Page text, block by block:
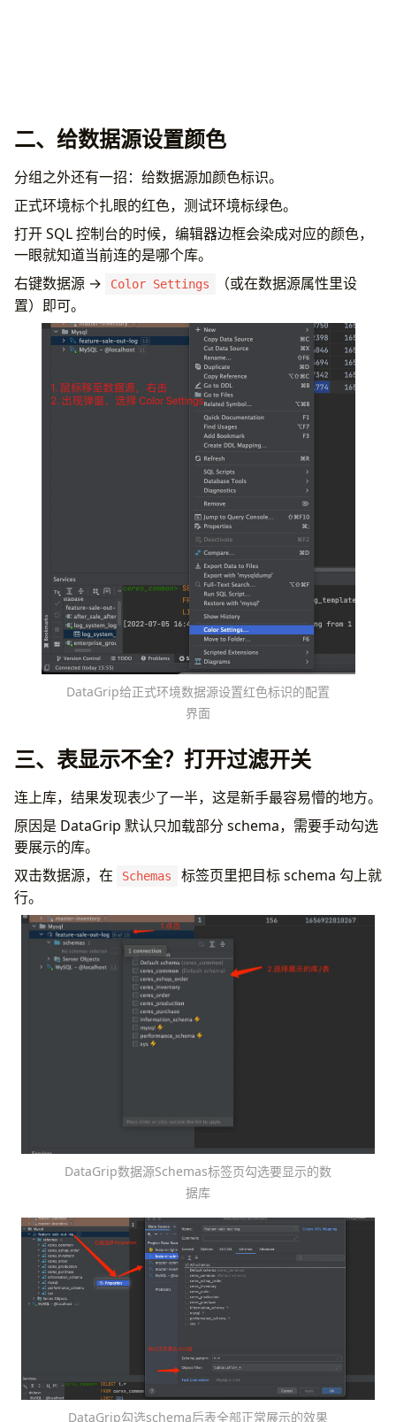
二、给数据源设置颜色
分组之外还有一招：给数据源加颜色标识。
正式环境标个扎眼的红色，测试环境标绿色。
打开 SQL 控制台的时候，编辑器边框会染成对应的颜色，
一眼就知道当前连的是哪个库。
右键数据源 →
Color Settings
（或在数据源属性里设
置）即可。
DataGrip给正式环境数据源设置红色标识的配置
界面
三、表显示不全？打开过滤开关
连上库，结果发现表少了一半，这是新手最容易懵的地方。
原因是 DataGrip 默认只加载部分 schema，需要手动勾选
要展示的库。
双击数据源，在
Schemas
标签页里把目标 schema 勾上就
行。
DataGrip数据源Schemas标签页勾选要显示的数
据库
DataGrip勾选schema后表全部正常展示的效果